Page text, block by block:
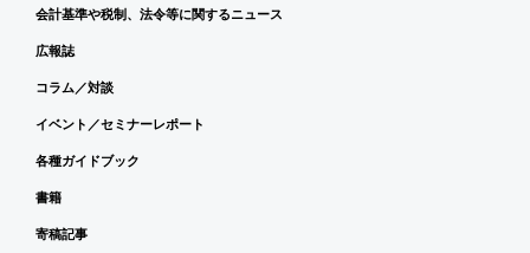
会計基準や税制、法令等に関するニュース
広報誌
コラム／対談
イベント／セミナーレポート
各種ガイドブック
書籍
寄稿記事